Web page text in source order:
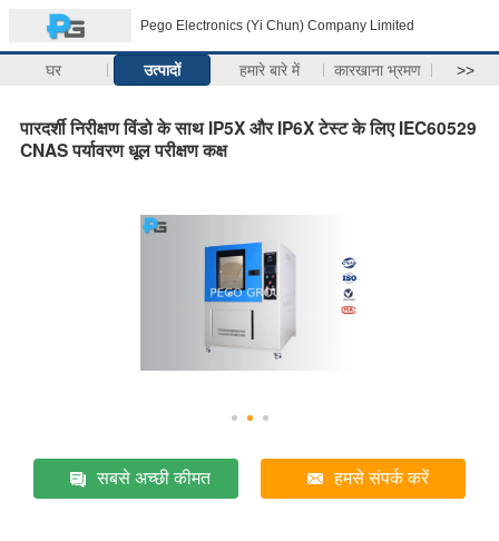
Pego Electronics (Yi Chun) Company Limited
घर उत्पादों हमारे बारे में कारखाना भ्रमण >>
पारदर्शी निरीक्षण विंडो के साथ IP5X और IP6X टेस्ट के लिए IEC60529
CNAS पर्यावरण धूल परीक्षण कक्ष
सबसे अच्छी कीमत हमसे संपर्क करें